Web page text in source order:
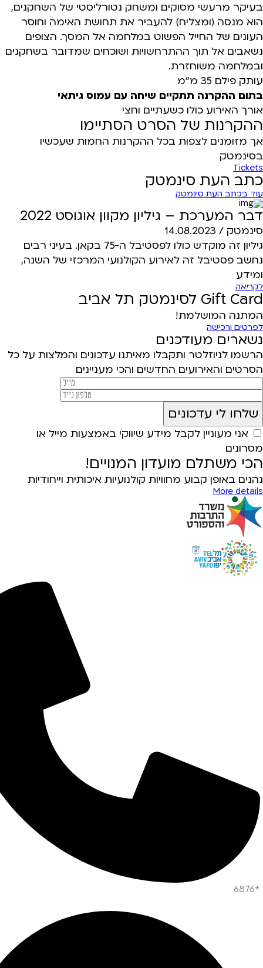
בעיקר מרעשי מסוקים ומשחק נטורליסטי של השחקנים,
הוא מנסה (ומצליח) להעביר את תחושת האימה וחוסר
העונים של החייל הפשוט במלחמה אל המסך. הצופים
נשאבים אל תוך ההתרחשויות ושוכחים שמדובר בשחקנים
ובמלחמה משוחזרת.
עותק פילם 35 מ"מ
בתום ההקרנה תתקיים שיחה עם עמוס גיתאי
אורך האירוע כולו כשעתיים וחצי
ההקרנות של הסרט הסתיימו
אך מזומנים לצפות בכל ההקרנות החמות שעכשיו
בסינמטק
Tickets
כתב העת סינמטק
עוד בכתב העת סינמטק
דבר המערכת – גיליון מקוון אוגוסט 2022
סינמטק / 14.08.2023
גיליון זה מוקדש כולו לפסטיבל ה-75 בקאן. בעיני רבים
נחשב פסטיבל זה לאירוע הקולנועי המרכזי של השנה,
ומידע
לקריאה
Gift Card לסינמטק תל אביב
המתנה המושלמת!
לפרטים ורכישה
נשארים מעודכנים
הרשמו לניוזלטר ותקבלו מאיתנו עדכונים והמלצות על כל
הסרטים והאירועים החדשים והכי מעניינים
אני מעוניין לקבל מידע שיווקי באמצעות מייל או
מסרונים
הכי משתלם מועדון המנויים!
נהנים באופן קבוע מחוויות קולנועיות איכותית וייחודיות
More details
*6876